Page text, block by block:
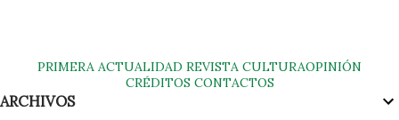
PRIMERA ACTUALIDAD REVISTA CULTURAOPINIÓN
CRÉDITOSCONTACTOS
ARCHIVOS